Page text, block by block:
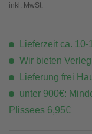
inkl. MwSt.
Lieferzeit ca.
Wir bieten
Lieferung frei
unter 900€:
Plissees 6,95€